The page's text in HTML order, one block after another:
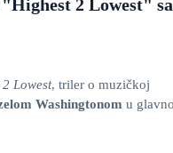
2 Lowest" sa
Lowest, triler o muzičkoj
Washingtonom u